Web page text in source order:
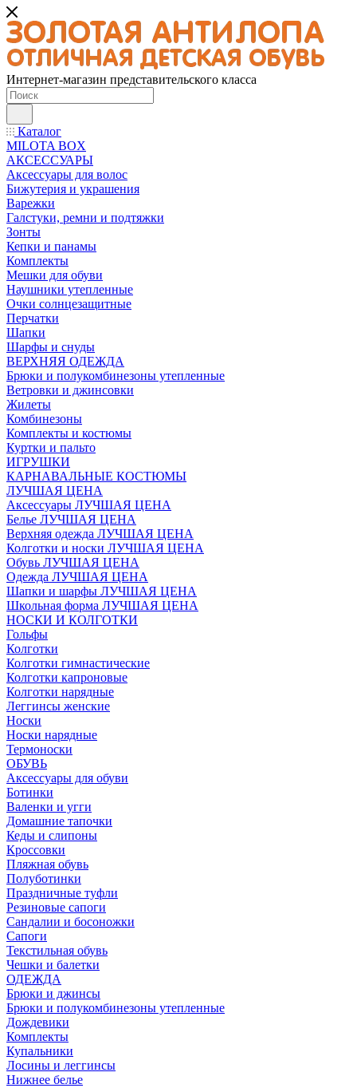
Интернет-магазин представительского класса
Каталог
MILOTA BOX
АКСЕССУАРЫ
Аксессуары для волос
Бижутерия и украшения
Варежки
Галстуки, ремни и подтяжки
Зонты
Кепки и панамы
Комплекты
Мешки для обуви
Наушники утепленные
Очки солнцезащитные
Перчатки
Шапки
Шарфы и снуды
ВЕРХНЯЯ ОДЕЖДА
Брюки и полукомбинезоны утепленные
Ветровки и джинсовки
Жилеты
Комбинезоны
Комплекты и костюмы
Куртки и пальто
ИГРУШКИ
КАРНАВАЛЬНЫЕ КОСТЮМЫ
ЛУЧШАЯ ЦЕНА
Аксессуары ЛУЧШАЯ ЦЕНА
Белье ЛУЧШАЯ ЦЕНА
Верхняя одежда ЛУЧШАЯ ЦЕНА
Колготки и носки ЛУЧШАЯ ЦЕНА
Обувь ЛУЧШАЯ ЦЕНА
Одежда ЛУЧШАЯ ЦЕНА
Шапки и шарфы ЛУЧШАЯ ЦЕНА
Школьная форма ЛУЧШАЯ ЦЕНА
НОСКИ И КОЛГОТКИ
Гольфы
Колготки
Колготки гимнастические
Колготки капроновые
Колготки нарядные
Леггинсы женские
Носки
Носки нарядные
Термоноски
ОБУВЬ
Аксессуары для обуви
Ботинки
Валенки и угги
Домашние тапочки
Кеды и слипоны
Кроссовки
Пляжная обувь
Полуботинки
Праздничные туфли
Резиновые сапоги
Сандалии и босоножки
Сапоги
Текстильная обувь
Чешки и балетки
ОДЕЖДА
Брюки и джинсы
Брюки и полукомбинезоны утепленные
Дождевики
Комплекты
Купальники
Лосины и леггинсы
Нижнее белье